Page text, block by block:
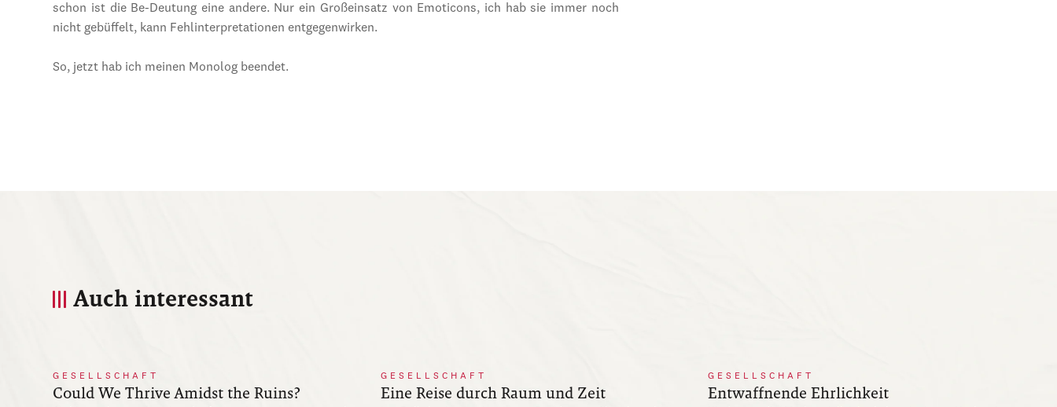
schon ist die Be-Deutung eine andere. Nur ein Großeinsatz von Emoticons, ich hab sie immer noch
nicht gebüffelt, kann Fehlinterpretationen entgegenwirken.
So, jetzt hab ich meinen Monolog beendet.
Auch interessant
GESELLSCHAFT
Could We Thrive Amidst the Ruins?
GESELLSCHAFT
Eine Reise durch Raum und Zeit
GESELLSCHAFT
Entwaffnende Ehrlichkeit